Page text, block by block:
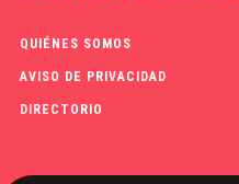
QUIÉNES SOMOS
AVISO DE PRIVACIDAD
DIRECTORIO